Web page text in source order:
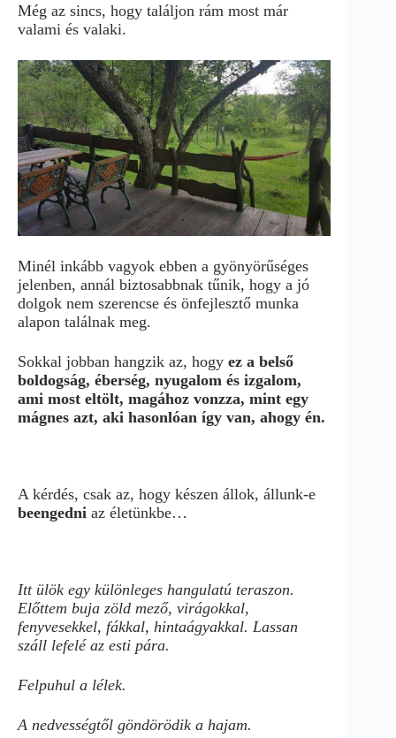
Még az sincs, hogy találjon rám most már
valami és valaki.
Minél inkább vagyok ebben a gyönyörűséges
jelenben, annál biztosabbnak tűnik, hogy a jó
dolgok nem szerencse és önfejlesztő munka
alapon találnak meg.
Sokkal jobban hangzik az, hogy ez a belső
boldogság, éberség, nyugalom és izgalom,
ami most eltölt, magához vonzza, mint egy
mágnes azt, aki hasonlóan így van, ahogy én.
A kérdés, csak az, hogy készen állok, állunk-e
beengedni az életünkbe…
Itt ülök egy különleges hangulatú teraszon.
Előttem buja zöld mező, virágokkal,
fenyvesekkel, fákkal, hintaágyakkal. Lassan
száll lefelé az esti pára.
Felpuhul a lélek.
A nedvességtől göndörödik a hajam.